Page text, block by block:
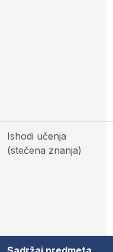
Ishodi učenja
(stečena znanja)